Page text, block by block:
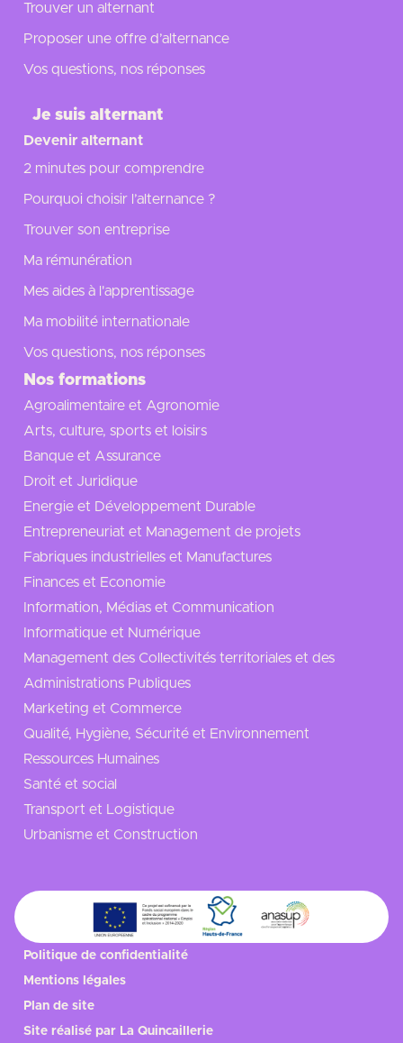
Trouver un alternant
Proposer une offre d’alternance
Vos questions, nos réponses
Je suis alternant
Devenir alternant
2 minutes pour comprendre
Pourquoi choisir l’alternance ?
Trouver son entreprise
Ma rémunération
Mes aides à l'apprentissage
Ma mobilité internationale
Vos questions, nos réponses
Nos formations
Agroalimentaire et Agronomie
Arts, culture, sports et loisirs
Banque et Assurance
Droit et Juridique
Energie et Développement Durable
Entrepreneuriat et Management de projets
Fabriques industrielles et Manufactures
Finances et Economie
Information, Médias et Communication
Informatique et Numérique
Management des Collectivités territoriales et des
Administrations Publiques
Marketing et Commerce
Qualité, Hygiène, Sécurité et Environnement
Ressources Humaines
Santé et social
Transport et Logistique
Urbanisme et Construction
Politique de confidentialité
Mentions légales
Plan de site
Site réalisé par La Quincaillerie